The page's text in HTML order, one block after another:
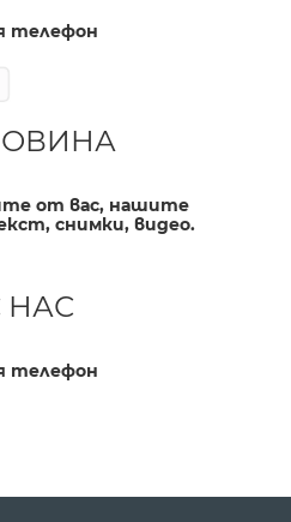
телефон
от вас, нашите
снимки, видео.
НАС
телефон